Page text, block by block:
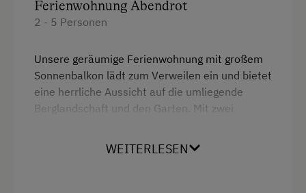
Bademantel
Wlan
Haupthaus
Bettwäsche
Ferienwohnung Abendrot
2 - 5 Personen
Unsere geräumige Ferienwohnung mit großem
Sonnenbalkon lädt zum Verweilen ein und bietet
eine herrliche Aussicht auf die umliegende
Berglandschaft und den Garten. Mit zwei
Komfort und Privatsphäre für bis zu 5 Personen.
Das Schlafzimmer in der unteren Etage verfügt
WEITERLESEN